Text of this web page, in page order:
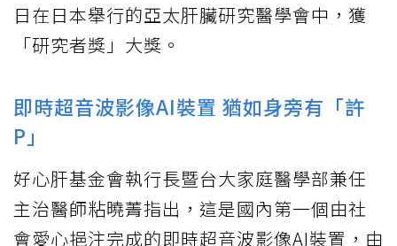
日在日本舉行的亞太肝臟研究醫學會中，獲
「研究者獎」大獎。
即時超音波影像AI裝置 猶如身旁有「許
P」
好心肝基金會執行長暨台大家庭醫學部兼任
主治醫師粘曉菁指出，這是國內第一個由社
會愛心挹注完成的即時超音波影像AI裝置，由